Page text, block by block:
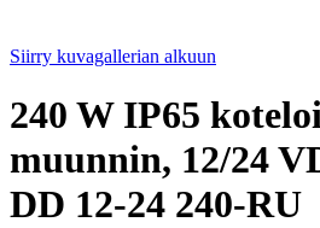
Siirry kuvagallerian alkuun
240 W IP65
muunnin, 12/24
DD 12-24 240-RU